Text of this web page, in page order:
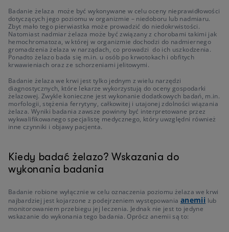
Badanie żelaza może być wykonywane w celu oceny nieprawidłowości
dotyczących jego poziomu w organizmie – niedoboru lub nadmiaru.
Zbyt mało tego pierwiastka może prowadzić do niedokrwistości.
Natomiast nadmiar żelaza może być związany z chorobami takimi jak
hemochromatoza, w której w organizmie dochodzi do nadmiernego
gromadzenia żelaza w narządach, co prowadzi do ich uszkodzenia.
Ponadto żelazo bada się m.in. u osób po krwotokach i obfitych
krwawieniach oraz ze schorzeniami jelitowymi.
Badanie żelaza we krwi jest tylko jednym z wielu narzędzi
diagnostycznych, które lekarze wykorzystują do oceny gospodarki
żelazowej. Zwykle konieczne jest wykonanie dodatkowych badań, m.in.
morfologii, stężenia ferrytyny, całkowitej i utajonej zdolności wiązania
żelaza. Wyniki badania zawsze powinny być interpretowane przez
wykwalifikowanego specjalistę medycznego, który uwzględni również
inne czynniki i objawy pacjenta.
Kiedy badać żelazo? Wskazania do
wykonania badania
Badanie robione wyłącznie w celu oznaczenia poziomu żelaza we krwi
najbardziej jest kojarzone z podejrzeniem występowania anemii lub
monitorowaniem przebiegu jej leczenia. Jednak nie jest to jedyne
wskazanie do wykonania tego badania. Oprócz anemii są to: